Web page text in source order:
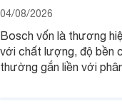
04/08/2026
Bosch vốn là thương
với chất lượng, độ bền
thường gắn liền với